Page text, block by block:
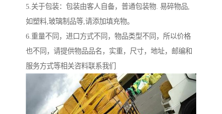
5.关于包装：包装由客人自备，普通包装物. 易碎物品,
如塑料,玻璃制品等,请添加填充物。
6.重量不同，进口方式不同，物品类型不同，所以价格
也不同，请提供物品品名，实重，尺寸，地址，邮编和
服务方式等相关咨料联系我们